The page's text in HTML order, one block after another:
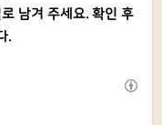
남겨 주세요. 확인 후
.